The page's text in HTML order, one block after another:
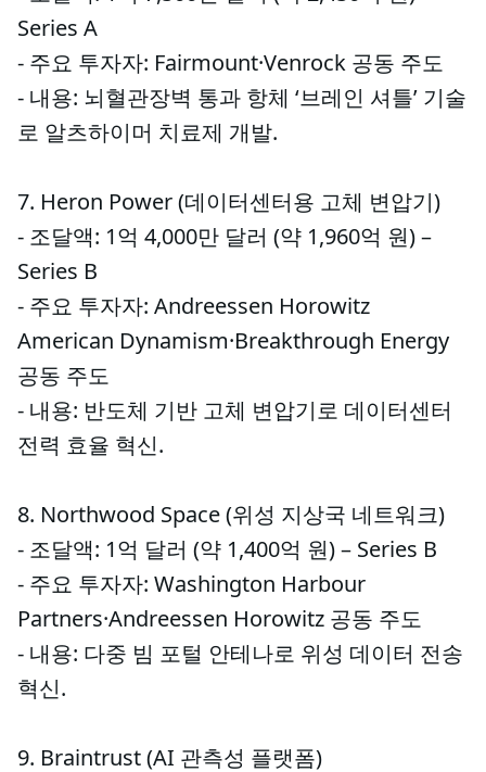
Series A
- 주요 투자자: Fairmount·Venrock 공동 주도
- 내용: 뇌혈관장벽 통과 항체 ‘브레인 셔틀’ 기술
로 알츠하이머 치료제 개발.
7. Heron Power (데이터센터용 고체 변압기)
- 조달액: 1억 4,000만 달러 (약 1,960억 원) –
Series B
- 주요 투자자: Andreessen Horowitz
American Dynamism·Breakthrough Energy
공동 주도
- 내용: 반도체 기반 고체 변압기로 데이터센터
전력 효율 혁신.
8. Northwood Space (위성 지상국 네트워크)
- 조달액: 1억 달러 (약 1,400억 원) – Series B
- 주요 투자자: Washington Harbour
Partners·Andreessen Horowitz 공동 주도
- 내용: 다중 빔 포털 안테나로 위성 데이터 전송
혁신.
9. Braintrust (AI 관측성 플랫폼)